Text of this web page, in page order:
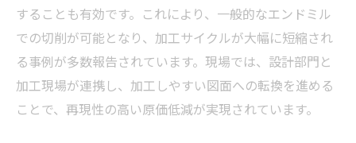
することも有効です。これにより、一般的なエンドミル
での切削が可能となり、加工サイクルが大幅に短縮され
る事例が多数報告されています。現場では、設計部門と
加工現場が連携し、加工しやすい図面への転換を進める
ことで、再現性の高い原価低減が実現されています。